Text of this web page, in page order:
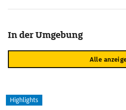
In der Umgebung
Alle
Highlights